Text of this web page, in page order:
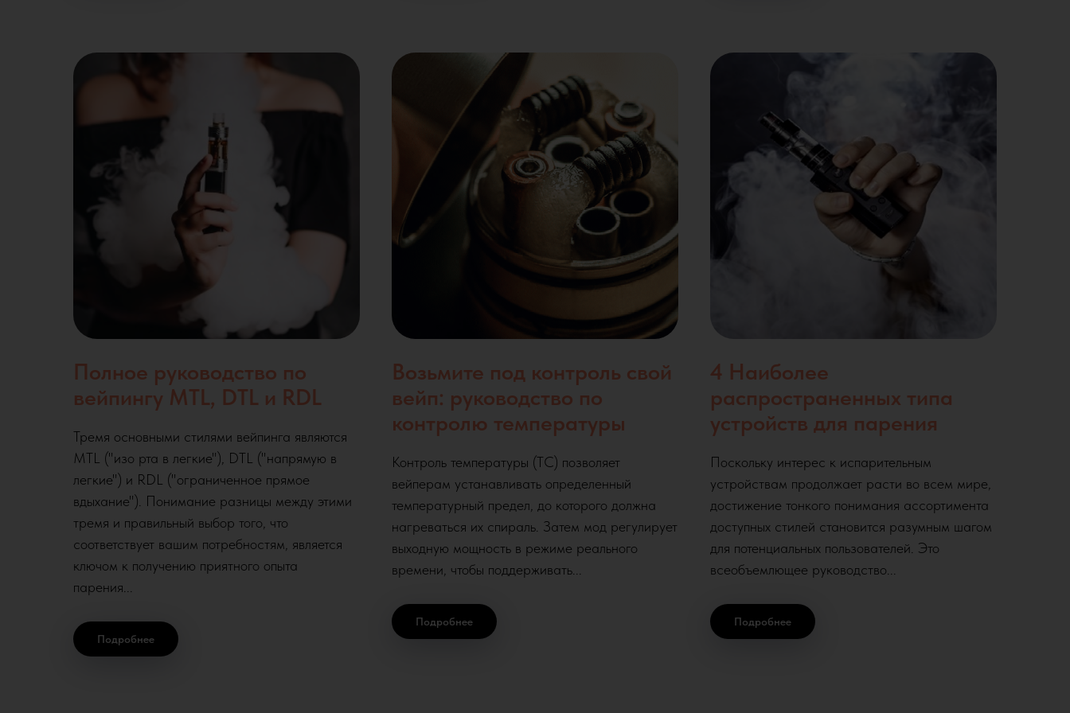
Полное руководство по
вейпингу MTL, DTL и RDL
Тремя основными стилями вейпинга являются
MTL ("изо рта в легкие"), DTL ("напрямую в
легкие") и RDL ("ограниченное прямое
вдыхание"). Понимание разницы между этими
тремя и правильный выбор того, что
соответствует вашим потребностям, является
ключом к получению приятного опыта
парения...
Подробнее
Возьмите под контроль свой
вейп: руководство по
контролю температуры
Контроль температуры (TC) позволяет
вейперам устанавливать определенный
температурный предел, до которого должна
нагреваться их спираль. Затем мод регулирует
выходную мощность в режиме реального
времени, чтобы поддерживать...
Подробнее
4 Наиболее
распространенных типа
устройств для парения
Поскольку интерес к испарительным
устройствам продолжает расти во всем мире,
достижение тонкого понимания ассортимента
доступных стилей становится разумным шагом
для потенциальных пользователей. Это
всеобъемлющее руководство...
Подробнее